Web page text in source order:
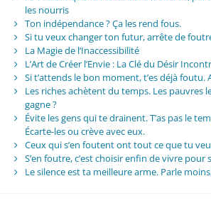
les nourris
Ton indépendance ? Ça les rend fous.
Si tu veux changer ton futur, arrête de
La Magie de l’Inaccessibilité
L’Art de Créer l’Envie : La Clé du Désir
Si t’attends le bon moment, t’es déjà foutu.
Les riches achètent du temps. Les pauvres
gagne ?
Évite les gens qui te drainent. T’as pas le
Écarte-les ou crève avec eux.
Ceux qui s’en foutent ont tout ce que tu
S’en foutre, c’est choisir enfin de vivre pour
Le silence est ta meilleure arme. Parle